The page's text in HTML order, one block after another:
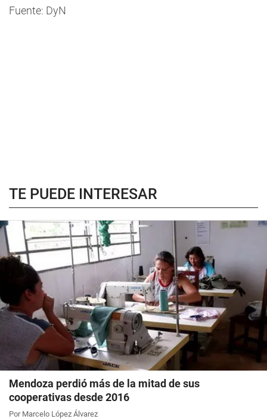
Fuente: DyN
TE PUEDE INTERESAR
Mendoza perdió más de la mitad de sus
cooperativas desde 2016
Por Marcelo López Álvarez